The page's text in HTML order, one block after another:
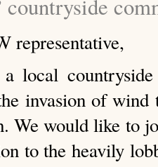
countryside
representative,
local
invasion of
We would like to
to the heavily